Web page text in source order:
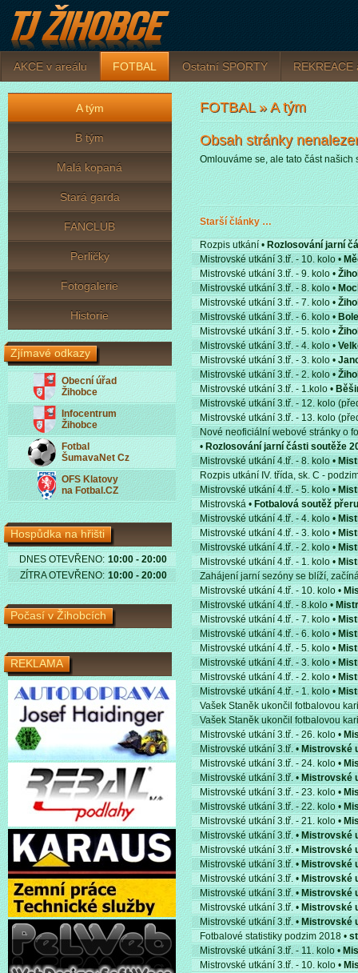
AKCE v areálu FOTBAL Ostatní­ SPORTY REKREACE
A tým
B tým
Malá kopaná
Stará garda
FANCLUB
Perličky
Fotogalerie
Historie
Zjímavé odkazy
Obecní úřad
Žihobce
Infocentrum
Žihobce
Fotbal
ŠumavaNet Cz
OFS Klatovy
na Fotbal.CZ
Hospůdka na hřišti
DNES OTEVŘENO: 10:00 - 20:00
ZÍTRA OTEVŘENO: 10:00 - 20:00
Počasí v Žihobcích
REKLAMA
FOTBAL » A tým
Obsah stránky
Omlouváme se, ale tato část
Starší články …
Rozpis utkání • Rozlosování jarní
Mistrovské utkání 3.tř. - 10. kolo •
Mistrovské utkání 3.tř. - 9. kolo •
Mistrovské utkání 3.tř. - 8. kolo •
Mistrovské utkání 3.tř. - 7. kolo •
Mistrovské utkání 3.tř. - 6. kolo •
Mistrovské utkání 3.tř. - 5. kolo •
Mistrovské utkání 3.tř. - 4. kolo •
Mistrovské utkání 3.tř. - 3. kolo •
Mistrovské utkání 3.tř. - 2. kolo •
Mistrovské utkání 3.tř. - 1.kolo •
Mistrovské utkání 3.tř. - 12. kolo
Mistrovské utkání 3.tř. - 13. kolo
Nové neoficiální webové stránky o
• Rozlosování jarní části soutěže
Mistrovské utkání 4.tř. - 8. kolo •
Rozpis utkání IV. třída, sk. C -
Mistrovské utkání 4.tř. - 5. kolo •
Mistrovská • Fotbalová soutěž
Mistrovské utkání 4.tř. - 4. kolo •
Mistrovské utkání 4.tř. - 3. kolo •
Mistrovské utkání 4.tř. - 2. kolo •
Mistrovské utkání 4.tř. - 1. kolo •
Zahájení jarní sezóny se blíží,
Mistrovské utkání 4.tř. - 10. kolo •
Mistrovské utkání 4.tř. - 8.kolo •
Mistrovské utkání 4.tř. - 7. kolo •
Mistrovské utkání 4.tř. - 6. kolo •
Mistrovské utkání 4.tř. - 5. kolo •
Mistrovské utkání 4.tř. - 3. kolo •
Mistrovské utkání 4.tř. - 2. kolo •
Mistrovské utkání 4.tř. - 1. kolo •
Vašek Staněk ukončil fotbalovou
Vašek Staněk ukončil fotbalovou
Mistrovské utkání 3.tř. - 26. kolo •
Mistrovské utkání 3.tř. •Mistrovské
Mistrovské utkání 3.tř. - 24. kolo •
Mistrovské utkání 3.tř. •Mistrovské
Mistrovské utkání 3.tř. - 23. kolo •
Mistrovské utkání 3.tř. - 22. kolo •
Mistrovské utkání 3.tř. - 21. kolo •
Mistrovské utkání 3.tř. • Mistrovské
Mistrovské utkání 3.tř. • Mistrovské
Mistrovské utkání 3.tř. • Mistrovské
Mistrovské utkání 3.tř. • Mistrovské
Mistrovské utkání 3.tř. •Mistrovské
Mistrovské utkání 3.tř. • Mistrovské
Mistrovské utkání 3.tř. • Mistrovské
Fotbalové statistiky podzim 2018 •
Mistrovské utkání 3.tř. - 11. kolo •
Mistrovské utkání 3.tř. - 10. kolo •